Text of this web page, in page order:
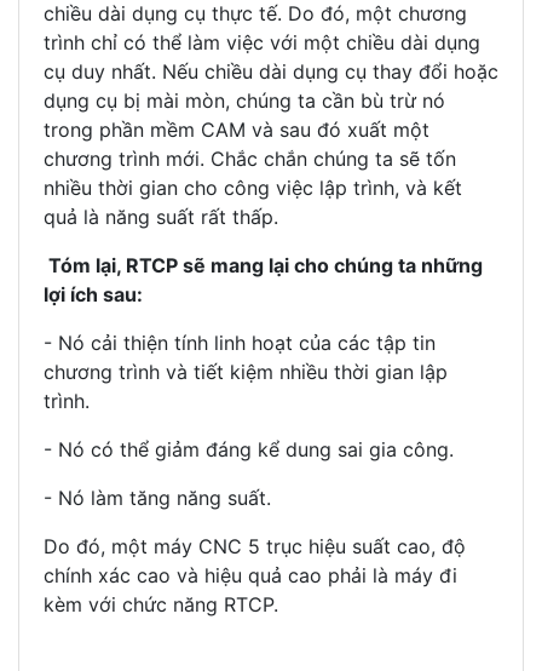
chiều dài dụng cụ thực tế. Do đó, một chương
trình chỉ có thể làm việc với một chiều dài dụng
cụ duy nhất. Nếu chiều dài dụng cụ thay đổi hoặc
dụng cụ bị mài mòn, chúng ta cần bù trừ nó
trong phần mềm CAM và sau đó xuất một
chương trình mới. Chắc chắn chúng ta sẽ tốn
nhiều thời gian cho công việc lập trình, và kết
quả là năng suất rất thấp.
Tóm lại, RTCP sẽ mang lại cho chúng ta những
lợi ích sau:
- Nó cải thiện tính linh hoạt của các tập tin
chương trình và tiết kiệm nhiều thời gian lập
trình.
- Nó có thể giảm đáng kể dung sai gia công.
- Nó làm tăng năng suất.
Do đó, một máy CNC 5 trục hiệu suất cao, độ
chính xác cao và hiệu quả cao phải là máy đi
kèm với chức năng RTCP.